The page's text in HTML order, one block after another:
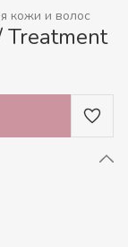
кожи и волос
Treatment